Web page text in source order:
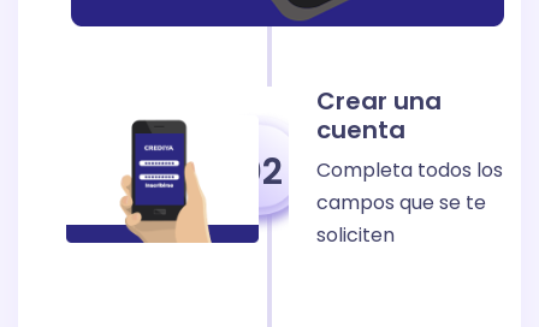
Crear una
cuenta
Completa todos los
campos que se te
soliciten
02